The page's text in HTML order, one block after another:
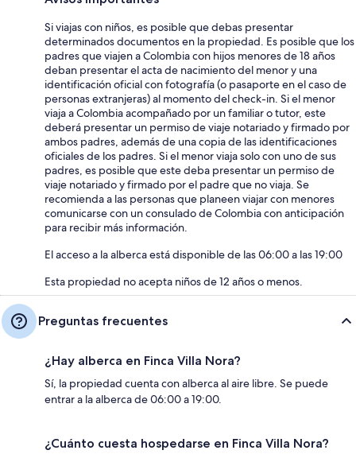
Si viajas con niños, es posible que debas presentar
determinados documentos en la propiedad. Es posible que los
padres que viajen a Colombia con hijos menores de 18 años
deban presentar el acta de nacimiento del menor y una
identificación oficial con fotografía (o pasaporte en el caso de
personas extranjeras) al momento del check-in. Si el menor
viaja a Colombia acompañado por un familiar o tutor, este
deberá presentar un permiso de viaje notariado y firmado por
ambos padres, además de una copia de las identificaciones
oficiales de los padres. Si el menor viaja solo con uno de sus
padres, es posible que este deba presentar un permiso de
viaje notariado y firmado por el padre que no viaja. Se
recomienda a las personas que planeen viajar con menores
comunicarse con un consulado de Colombia con anticipación
para recibir más información.
El acceso a la alberca está disponible de las 06:00 a las 19:00
Esta propiedad no acepta niños de 12 años o menos.
Preguntas frecuentes
¿Hay alberca en Finca Villa Nora?
Sí, la propiedad cuenta con alberca al aire libre. Se puede
entrar a la alberca de 06:00 a 19:00.
¿Cuánto cuesta hospedarse en Finca Villa Nora?